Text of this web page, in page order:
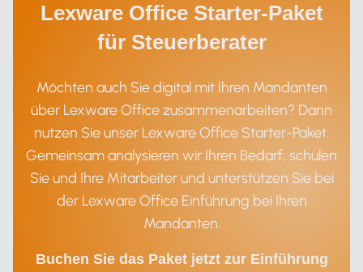
Lexware Office Starter-Paket
für Steuerberater
Möchten auch Sie digital mit Ihren Mandanten
über Lexware Office zusammenarbeiten? Dann
nutzen Sie unser Lexware Office Starter-Paket.
Gemeinsam analysieren wir Ihren Bedarf, schulen
Sie und Ihre Mitarbeiter und unterstützen Sie bei
der Lexware Office Einführung bei Ihren
Mandanten.
Buchen Sie das Paket jetzt zur Einführung